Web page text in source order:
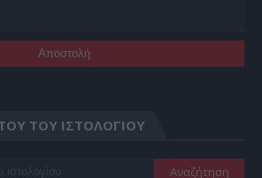
ΤΟΥ ΙΣΤΟΛΟΓΊΟΥ